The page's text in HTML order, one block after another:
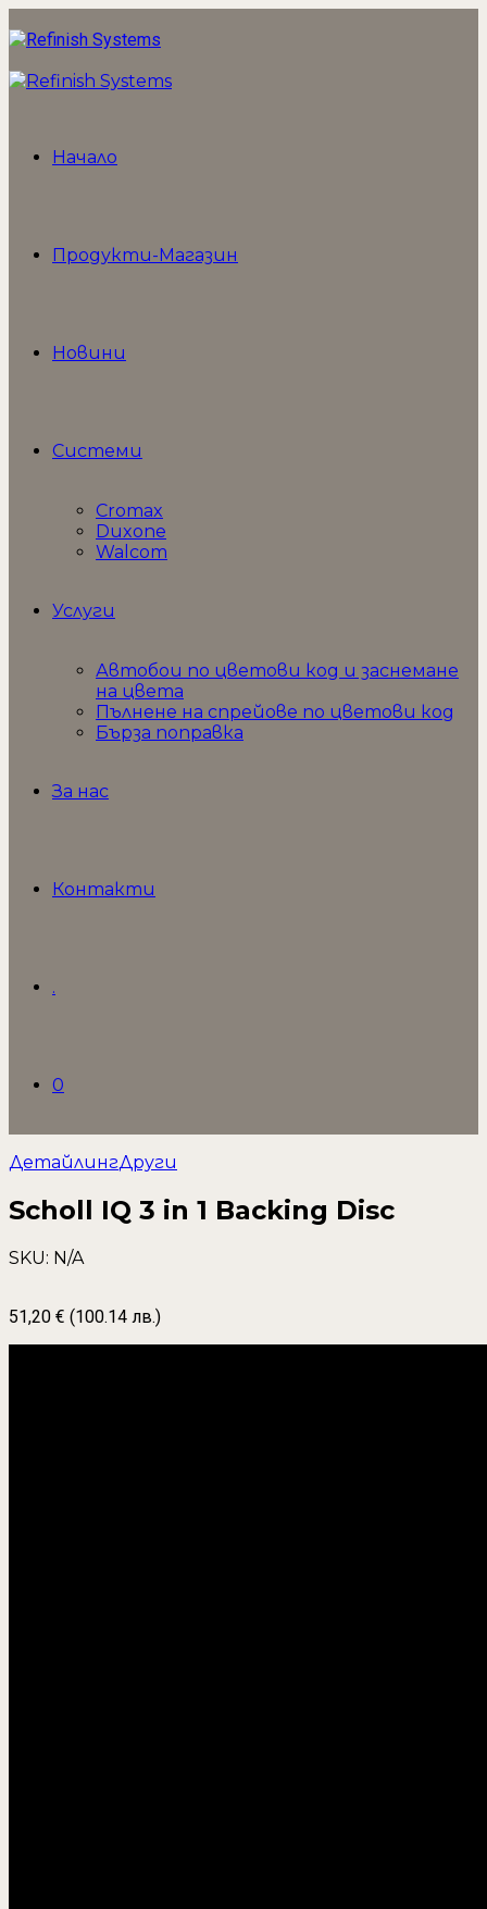
Начало
Продукти-Магазин
Новини
Системи
Cromax
Duxone
Walcom
Услуги
Автобои по цветови код и заснемане
на цвета
Пълнене на спрейове по цветови код
Бърза поправка
За нас
Контакти
.
0
ДетайлингДруги
Scholl IQ 3 in 1 Backing Disc
SKU: N/A
51,20 € (100.14 лв.)